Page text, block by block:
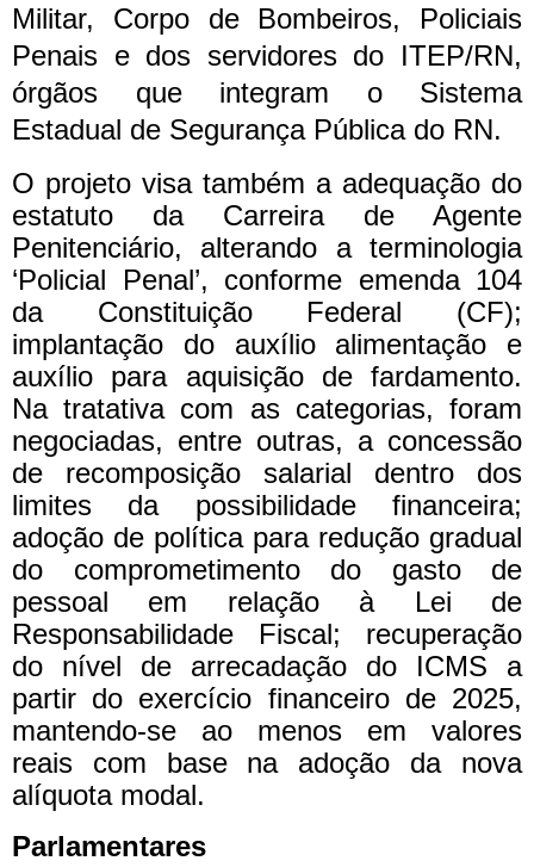
Militar, Corpo de Bombeiros, Policiais
Penais e dos servidores do ITEP/RN,
órgãos que integram o Sistema
Estadual de Segurança Pública do RN.
O projeto visa também a adequação do
estatuto da Carreira de Agente
Penitenciário, alterando a terminologia
‘Policial Penal’, conforme emenda 104
da Constituição Federal (CF);
implantação do auxílio alimentação e
auxílio para aquisição de fardamento.
Na tratativa com as categorias, foram
negociadas, entre outras, a concessão
de recomposição salarial dentro dos
limites da possibilidade financeira;
adoção de política para redução gradual
do comprometimento do gasto de
pessoal em relação à Lei de
Responsabilidade Fiscal; recuperação
do nível de arrecadação do ICMS a
partir do exercício financeiro de 2025,
mantendo-se ao menos em valores
reais com base na adoção da nova
alíquota modal.
Parlamentares